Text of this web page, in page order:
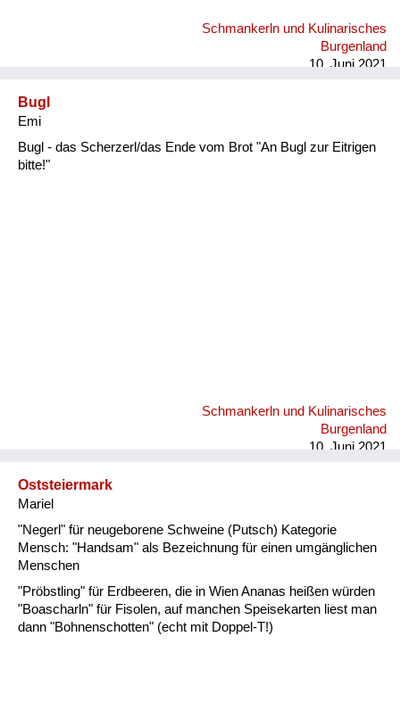
Schmankerln und Kulinarisches
Burgenland
10. Juni 2021
Bugl
Emi
Bugl - das Scherzerl/das Ende vom Brot "An Bugl zur Eitrigen
bitte!"
Schmankerln und Kulinarisches
Burgenland
10. Juni 2021
Oststeiermark
Mariel
"Negerl" für neugeborene Schweine (Putsch) Kategorie
Mensch: "Handsam" als Bezeichnung für einen umgänglichen
Menschen
"Pröbstling" für Erdbeeren, die in Wien Ananas heißen würden
"Boascharln" für Fisolen, auf manchen Speisekarten liest man
dann "Bohnenschotten" (echt mit Doppel-T!)